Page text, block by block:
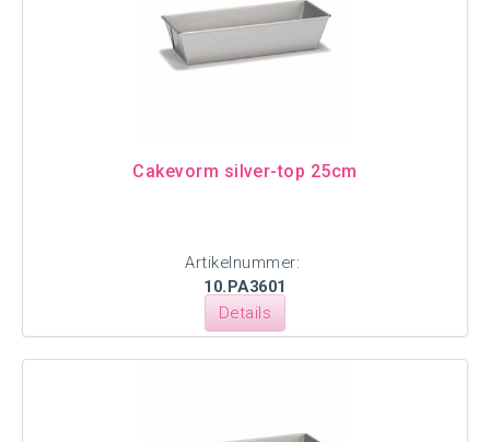
Cakevorm silver-top 25cm
Artikelnummer:
10.PA3601
Details